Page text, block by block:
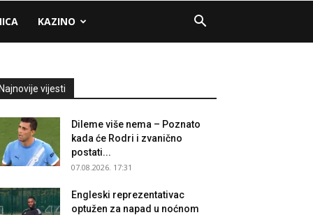
KAZINO
Najnovije vijesti
Dileme više nema – Poznato
kada će Rodri i zvanično
postati...
07.08.2026. 17:31
Engleski reprezentativac
optužen za napad u noćnom